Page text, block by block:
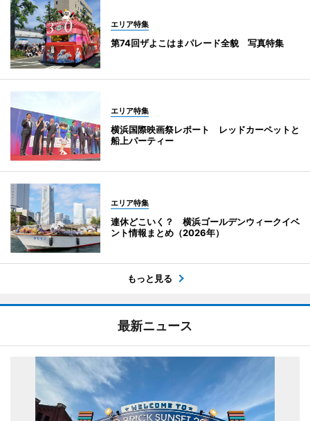
エリア特集
第74回ザよこはまパレード全貌 写真特集
エリア特集
横浜国際映画祭レポート レッドカーペットと
船上パーティー
エリア特集
連休どこいく？ 横浜ゴールデンウィークイベ
ント情報まとめ（2026年）
もっと見る
最新ニュース